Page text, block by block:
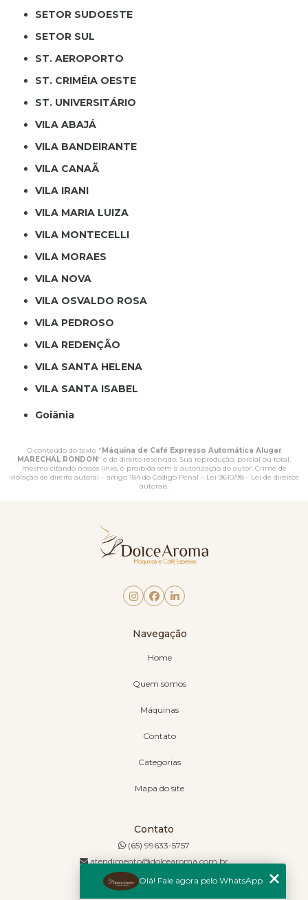
SETOR SUDOESTE
SETOR SUL
ST. AEROPORTO
ST. CRIMÉIA OESTE
ST. UNIVERSITÁRIO
VILA ABAJÁ
VILA BANDEIRANTE
VILA CANAÃ
VILA IRANI
VILA MARIA LUIZA
VILA MONTECELLI
VILA MORAES
VILA NOVA
VILA OSVALDO ROSA
VILA PEDROSO
VILA REDENÇÃO
VILA SANTA HELENA
VILA SANTA ISABEL
Goiânia
O conteúdo do texto " Máquina de Café Expresso Automática Alugar
MARECHAL RONDON " é de direito reservado. Sua reprodução, parcial ou total,
mesmo citando nossos links, é proibida sem a autorização do autor. Crime de
violação de direito autoral – artigo 184 do Código Penal – Lei 9610/98 - Lei de direitos
autorais.
Navegação
Home
Quem somos
Máquinas
Contato
Categorias
Mapa do site
Contato
(65) 99633-5757
atendimento@dolcearoma.com.br
Olá! Fale agora pelo WhatsApp